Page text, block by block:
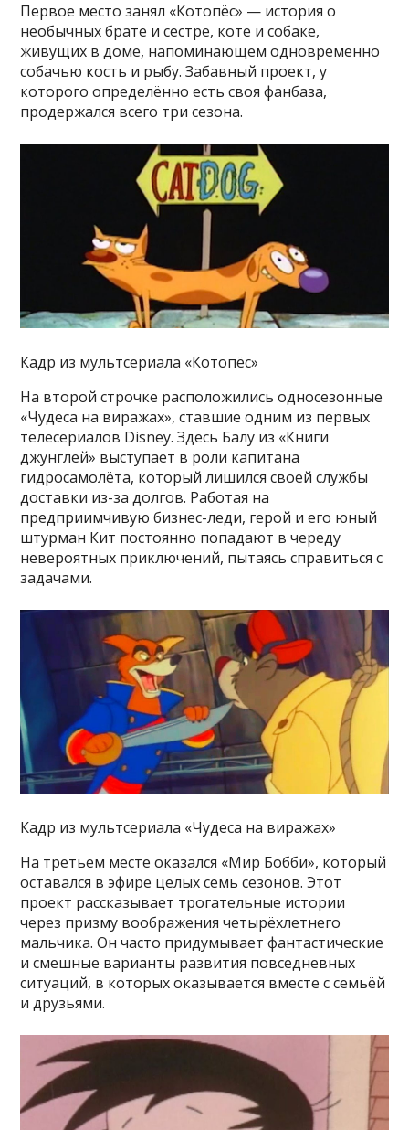
Первое место занял «Котопёс» — история о
необычных брате и сестре, коте и собаке,
живущих в доме, напоминающем одновременно
собачью кость и рыбу. Забавный проект, у
которого определённо есть своя фанбаза,
продержался всего три сезона.
Кадр из мультсериала «Котопёс»
На второй строчке расположились односезонные
«Чудеса на виражах», ставшие одним из первых
телесериалов Disney. Здесь Балу из «Книги
джунглей» выступает в роли капитана
гидросамолёта, который лишился своей службы
доставки из-за долгов. Работая на
предприимчивую бизнес-леди, герой и его юный
штурман Кит постоянно попадают в череду
невероятных приключений, пытаясь справиться с
задачами.
Кадр из мультсериала «Чудеса на виражах»
На третьем месте оказался «Мир Бобби», который
оставался в эфире целых семь сезонов. Этот
проект рассказывает трогательные истории
через призму воображения четырёхлетнего
мальчика. Он часто придумывает фантастические
и смешные варианты развития повседневных
ситуаций, в которых оказывается вместе с семьёй
и друзьями.